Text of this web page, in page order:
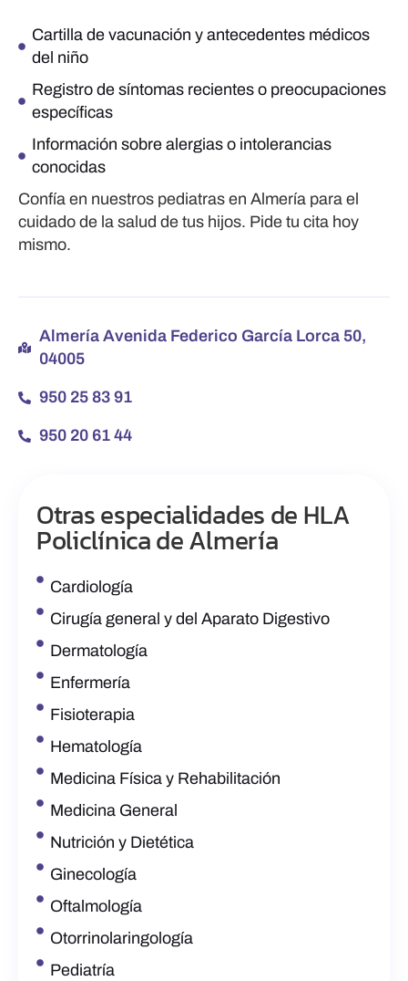
Cartilla de vacunación y antecedentes médicos
del niño
Registro de síntomas recientes o preocupaciones
específicas
Información sobre alergias o intolerancias
conocidas
Confía en nuestros pediatras en Almería para el
cuidado de la salud de tus hijos. Pide tu cita hoy
mismo.
Almería Avenida Federico García Lorca 50,
04005
950 25 83 91
950 20 61 44
Otras especialidades de HLA
Policlínica de Almería
Cardiología
Cirugía general y del Aparato Digestivo
Dermatología
Enfermería
Fisioterapia
Hematología
Medicina Física y Rehabilitación
Medicina General
Nutrición y Dietética
Ginecología
Oftalmología
Otorrinolaringología
Pediatría